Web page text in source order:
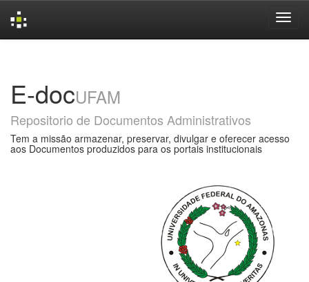
E-docUFAM
Repositorio de Documentos Administrativos
Tem a missão armazenar, preservar, divulgar e oferecer acesso
aos Documentos produzidos para os portais institucionais